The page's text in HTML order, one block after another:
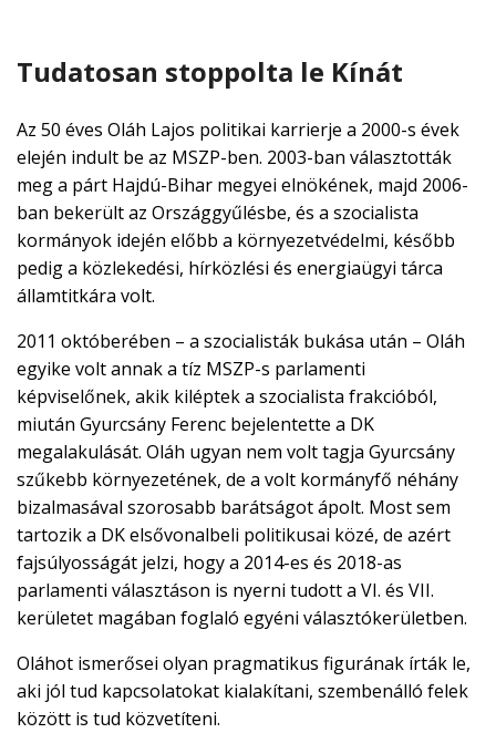
Tudatosan stoppolta le Kínát
Az 50 éves Oláh Lajos politikai karrierje a 2000-s évek
elején indult be az MSZP-ben. 2003-ban választották
meg a párt Hajdú-Bihar megyei elnökének, majd 2006-
ban bekerült az Országgyűlésbe, és a szocialista
kormányok idején előbb a környezetvédelmi, később
pedig a közlekedési, hírközlési és energiaügyi tárca
államtitkára volt.
2011 októberében – a szocialisták bukása után – Oláh
egyike volt annak a tíz MSZP-s parlamenti
képviselőnek, akik kiléptek a szocialista frakcióból,
miután Gyurcsány Ferenc bejelentette a DK
megalakulását. Oláh ugyan nem volt tagja Gyurcsány
szűkebb környezetének, de a volt kormányfő néhány
bizalmasával szorosabb barátságot ápolt. Most sem
tartozik a DK elsővonalbeli politikusai közé, de azért
fajsúlyosságát jelzi, hogy a 2014-es és 2018-as
parlamenti választáson is nyerni tudott a VI. és VII.
kerületet magában foglaló egyéni választókerületben.
Oláhot ismerősei olyan pragmatikus figurának írták le,
aki jól tud kapcsolatokat kialakítani, szembenálló felek
között is tud közvetíteni.